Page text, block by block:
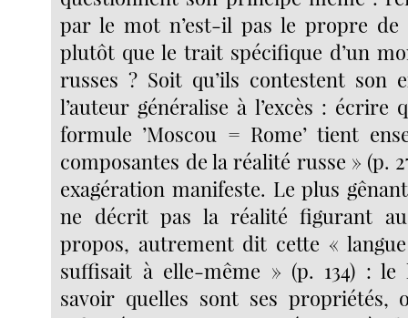
par le mot n’est-il pas le propre
plutôt que le trait spécifique d’un
russes ? Soit qu’ils contestent son
l’auteur généralise à l’excès : écrire
formule ’Moscou = Rome’ tient
composantes de la réalité russe » (p.
exagération manifeste. Le plus
ne décrit pas la réalité figurant
propos, autrement dit cette «
suffisait à elle-même » (p. 134) : le
savoir quelles sont ses propriétés,